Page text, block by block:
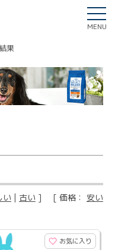
MENU
果
い | 古い ] [ 価格： 安い
お気に入り